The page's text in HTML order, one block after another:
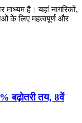
माध्यम है। यहां नागरिकों,
के लिए महत्वपूर्ण और
बढ़ोतरी तय, 8वें